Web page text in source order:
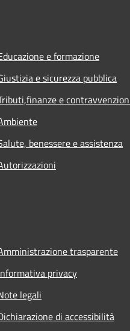
e formazione
e sicurezza pubblica
e
benessere e assistenza
trasparente
privacy
legali
di accessibilità